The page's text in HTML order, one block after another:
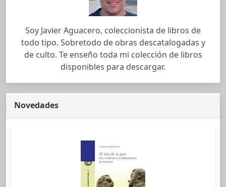
Soy Javier Aguacero, coleccionista de libros de
todo tipo. Sobretodo de obras descatalogadas y
de culto. Te enseño toda mi colección de libros
disponibles para descargar.
Novedades